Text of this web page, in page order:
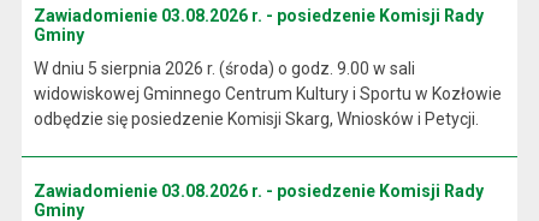
Zawiadomienie 03.08.2026 r. - posiedzenie Komisji Rady
Gminy
W dniu 5 sierpnia 2026 r. (środa) o godz. 9.00 w sali
widowiskowej Gminnego Centrum Kultury i Sportu w Kozłowie
odbędzie się posiedzenie Komisji Skarg, Wniosków i Petycji.
Zawiadomienie 03.08.2026 r. - posiedzenie Komisji Rady
Gminy